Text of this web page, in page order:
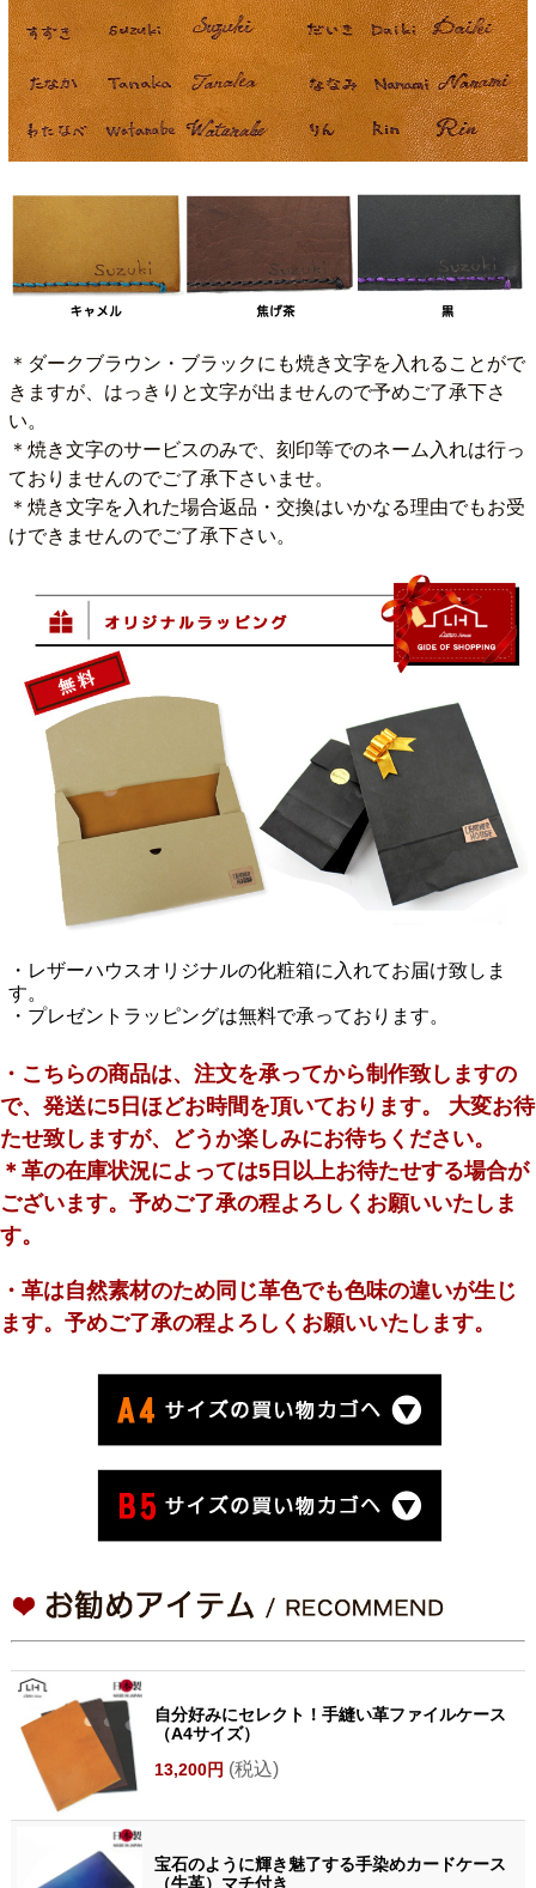
＊ダークブラウン・ブラックにも焼き文字を入れることがで
きますが、はっきりと文字が出ませんので予めご了承下さ
い。
＊焼き文字のサービスのみで、刻印等でのネーム入れは行っ
ておりませんのでご了承下さいませ。
＊焼き文字を入れた場合返品・交換はいかなる理由でもお受
けできませんのでご了承下さい。
・レザーハウスオリジナルの化粧箱に入れてお届け致しま
す。
・プレゼントラッピングは無料で承っております。
・こちらの商品は、注文を承ってから制作致しますの
で、発送に5日ほどお時間を頂いております。 大変お待
たせ致しますが、どうか楽しみにお待ちください。
＊革の在庫状況によっては5日以上お待たせする場合が
ございます。予めご了承の程よろしくお願いいたしま
す。
・革は自然素材のため同じ革色でも色味の違いが生じ
ます。予めご了承の程よろしくお願いいたします。
自分好みにセレクト！手縫い革ファイルケース
（A4サイズ）
13,200円 (税込)
宝石のように輝き魅了する手染めカードケース
（牛革）マチ付き